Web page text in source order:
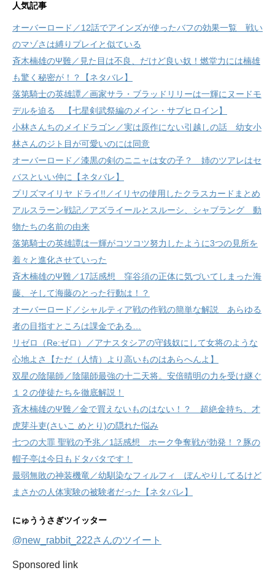
人気記事
オーバーロード／12話でアインズが使ったバフの効果一覧 戦い
のマゾさは縛りプレイと似ている
斉木楠雄のΨ難／見た目は不良、だけど良い奴！燃堂力には楠雄
も驚く秘密が！？【ネタバレ】
落第騎士の英雄譚／画家サラ・ブラッドリリーは一輝にヌードモ
デルを迫る 【七星剣武祭編のメイン・サブヒロイン】
小林さんちのメイドラゴン／実は原作にない引越しの話 幼女小
林さんのジト目が可愛いのには同意
オーバーロード／漆黒の剣のニニャは女の子？ 姉のツアレはセ
バスといい仲に【ネタバレ】
プリズマイリヤ ドライ!!／イリヤの使用したクラスカードまとめ
アルスラーン戦記／アズライールとスルーシ、シャブラング 動
物たちの名前の由来
落第騎士の英雄譚は一輝がコツコツ努力したように3つの見所を
着々と進化させていった
斉木楠雄のΨ難／17話感想 窪谷須の正体に気づいてしまった海
藤、そして海藤のとった行動は！？
オーバーロード／シャルティア戦の作戦の簡単な解説 あらゆる
者の目指すところは課金である…
リゼロ（Re:ゼロ）／アナスタシアの守銭奴にして女将のような
心地よさ【ただ（人情）より高いものはあらへんよ】
双星の陰陽師／陰陽師最強の十二天将。安倍晴明の力を受け継ぐ
１２の使徒たちを徹底解説！
斉木楠雄のΨ難／金で買えないものはない！？ 超絶金持ち、才
虎芽斗吏(さいこ めとり)の隠れた悩み
七つの大罪 聖戦の予兆／1話感想 ホーク争奪戦が勃発！？豚の
帽子亭は今日もドタバタです！
最弱無敗の神装機竜／幼馴染なフィルフィ ぼんやりしてるけど
まさかの人体実験の被験者だった【ネタバレ】
にゅううさぎツイッター
@new_rabbit_222さんのツイート
Sponsored link